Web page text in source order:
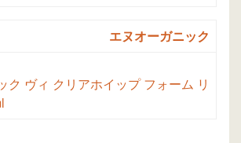
エヌオーガニック
ク ヴィ クリアホイップ フォーム リ